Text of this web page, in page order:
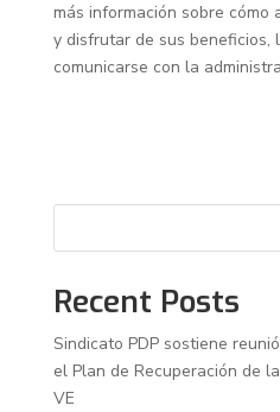
más información sobre cómo
y disfrutar de sus beneficios,
comunicarse con la
Recent Posts
Sindicato PDP sostiene
el Plan de Recuperación de
VE